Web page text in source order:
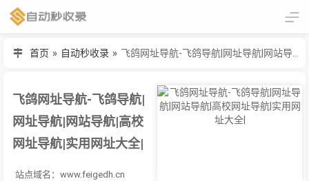
首页 » 自动秒收录 »
飞鸽网址导航-飞鸽导航|
网址导航|网站导航|高校
网址导航|实用网址大全|
站点域名：www.feigedh.cn